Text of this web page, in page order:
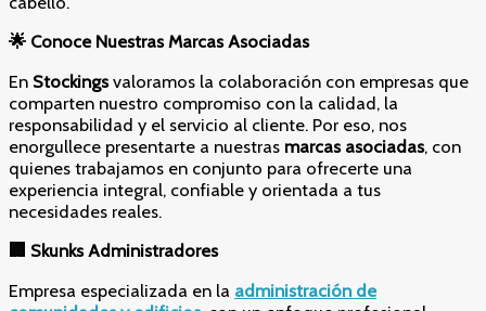
🌟 Conoce Nuestras Marcas Asociadas
En Stockingsvaloramos la colaboración con empresas que
comparten nuestro compromiso con la calidad, la
responsabilidad y el servicio al cliente. Por eso, nos
enorgullece presentarte a nuestras marcas asociadas, con
quienes trabajamos en conjunto para ofrecerte una
experiencia integral, confiable y orientada a tus
necesidades reales.
🏢 Skunks Administradores
Empresa especializada en la administración de